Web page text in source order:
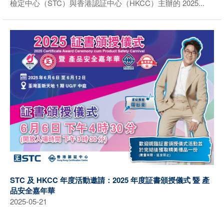
檢定中心（STC）與香港認証中心（HKCC）主辦的 2025...
STC 及 HKCC 年度活動邀請：2025 年度証書頒授儀式 暨 產
品安全嘉年華
2025-05-21